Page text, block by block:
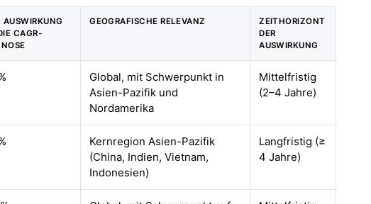
CAGR-
GEOGRAFISCHE RELEVANZ
ZEITHORIZONT
DER
AUSWIRKUNG
Global, mit Schwerpunkt in
Asien-Pazifik und
Nordamerika
Mittelfristig
(2–4 Jahre)
Kernregion Asien-Pazifik
(China, Indien, Vietnam,
Indonesien)
Langfristig (≥
4 Jahre)